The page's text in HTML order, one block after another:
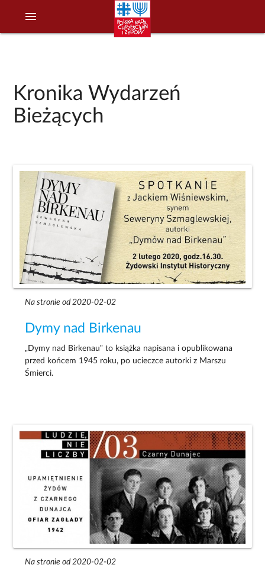
menu
Kronika Wydarzeń
Bieżących
Na stronie od 2020-02-02
Dymy nad Birkenau
„Dymy nad Birkenau” to książka napisana i opublikowana
przed końcem 1945 roku, po ucieczce autorki z Marszu
Śmierci.
Na stronie od 2020-02-02